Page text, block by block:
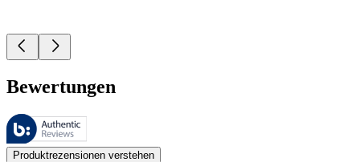
Bewertungen
Diese Bewertungen werden von Bazaarvoice verwaltet und
Kundenmeinungen in Form von Produkt- und Sternebewertungen
Produktrezensionen verstehen